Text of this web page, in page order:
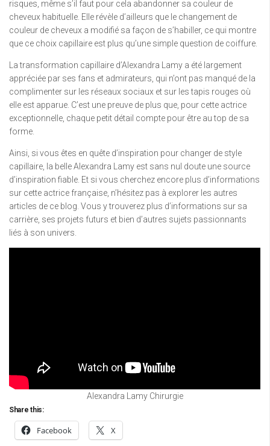
risques, même s’il faut pour cela abandonner sa couleur de
cheveux habituelle. Elle révèle d’ailleurs que le changement de
couleur de cheveux a modifié sa façon de s’habiller, ce qui montre
que ce choix capillaire est plus qu’une simple question de coiffure.
La transformation capillaire d’Alexandra Lamy a été largement
appréciée par ses fans et admirateurs, qui n’ont pas manqué de la
complimenter sur les réseaux sociaux et sur les tapis rouges où
elle est apparue. C’est une preuve de plus que, pour cette actrice
exceptionnelle, chaque petit détail compte pour être au top de sa
forme.
Ainsi, si vous êtes en quête d’inspiration pour changer de style
capillaire, la belle Alexandra Lamy est sans nul doute une source
d’inspiration fiable. Et si vous cherchez encore plus d’informations
sur cette actrice française, n’hésitez pas à explorer les autres
articles de ce blog. Vous y trouverez plus d’informations sur sa
carrière, ses projets futurs et bien d’autres sujets passionnants
liés à son univers.
Alexandra Lamy Chirurgie
Share this:
Facebook X